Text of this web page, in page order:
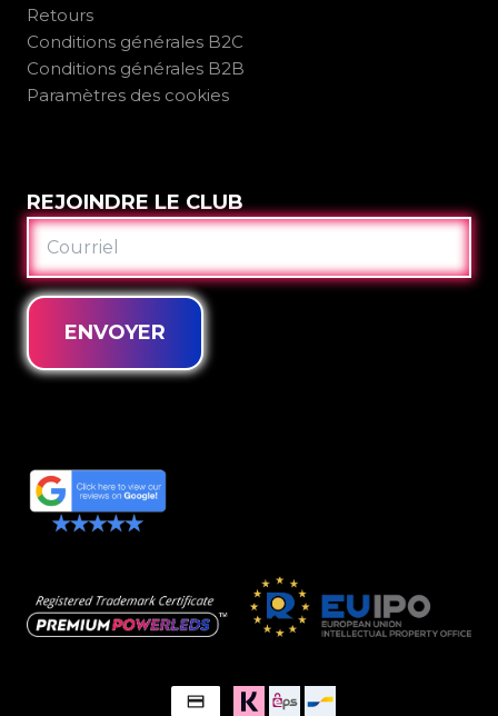
Retours
Conditions générales B2C
Conditions générales B2B
Paramètres des cookies
REJOINDRE LE CLUB
COURRIEL
ENVOYER